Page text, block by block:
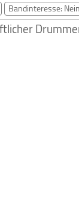
Bandinteresse: